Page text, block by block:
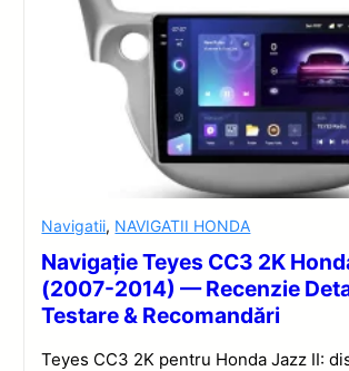
Navigatii, NAVIGATII HONDA
Navigație Teyes CC3 2K
(2007-2014) — Recenzie
Testare & Recomandări
Teyes CC3 2K pentru Honda Jazz II: